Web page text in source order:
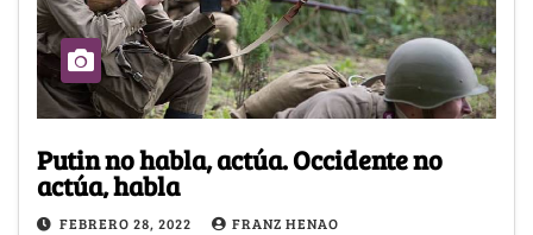
Putin no habla, actúa. Occidente no
actúa, habla
FEBRERO 28, 2022 FRANZ HENAO